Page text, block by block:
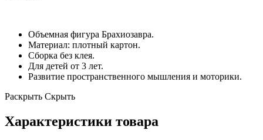
Объемная фигура Брахиозавра.
Материал: плотный картон.
Сборка без клея.
Для детей от 3 лет.
Развитие пространственного мышления и моторики.
Раскрыть Скрыть
Характеристики товара